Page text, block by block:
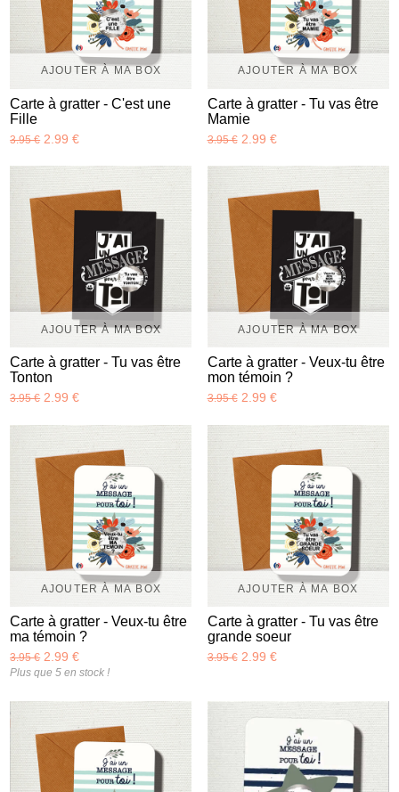
AJOUTER À MA BOX
Carte à gratter - C'est une
Fille
3.95 €2.99 €
AJOUTER À MA BOX
Carte à gratter - Tu vas être
Mamie
3.95 €2.99 €
AJOUTER À MA BOX
Carte à gratter - Tu vas être
Tonton
3.95 €2.99 €
AJOUTER À MA BOX
Carte à gratter - Veux-tu être
mon témoin ?
3.95 €2.99 €
AJOUTER À MA BOX
Carte à gratter - Veux-tu être
ma témoin ?
3.95 €2.99 €
Plus que 5 en stock !
AJOUTER À MA BOX
Carte à gratter - Tu vas être
grande soeur
3.95 €2.99 €